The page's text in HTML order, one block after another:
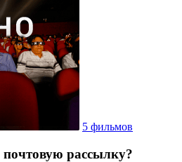
5 фильмов
рассылку?